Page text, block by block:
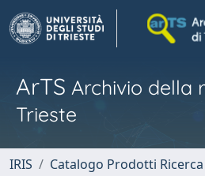
ArTS Archivio della
Trieste
IRIS Catalogo Prodotti Ricerca